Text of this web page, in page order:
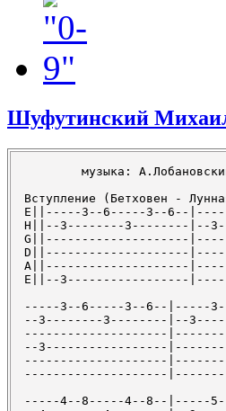
Шуфутинский
Вступление (Бетховен -
E||-----3--6-----3--6--
H||--3--------3--------|--
G||--------------------
D||--------------------
A||--------------------
E||--3-----------------
-----3--6-----3--6--|-----
--3--------3--------|--
--------------------
--3-----------------
--------------------
--------------------
-----4--8-----4--8--|-----